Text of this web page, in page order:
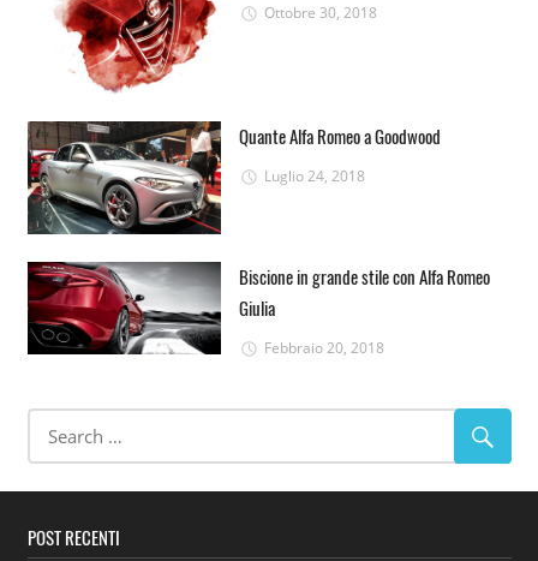
Ottobre 30, 2018
Quante Alfa Romeo a Goodwood
Luglio 24, 2018
Biscione in grande stile con Alfa Romeo
Giulia
Febbraio 20, 2018
POST RECENTI